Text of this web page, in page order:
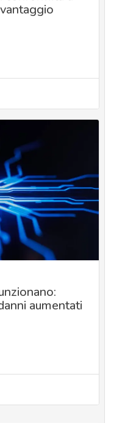
aumentati